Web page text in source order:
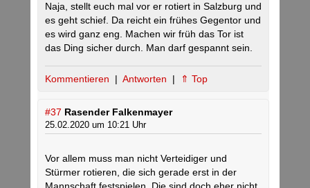
Naja, stellt euch mal vor er rotiert in Salzburg und
es geht schief. Da reicht ein frühes Gegentor und
es wird ganz eng. Machen wir früh das Tor ist
das Ding sicher durch. Man darf gespannt sein.
Kommentieren | Antworten | ⇑ Top
#37 Rasender Falkenmayer
25.02.2020 um 10:21 Uhr
Vor allem muss man nicht Verteidiger und
Stürmer rotieren, die sich gerade erst in der